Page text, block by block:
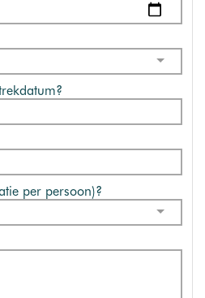
per persoon)?